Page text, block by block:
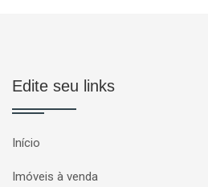
Edite seu links
Início
Imóveis à venda